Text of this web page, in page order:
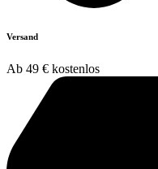
Versand
Ab 49 € kostenlos